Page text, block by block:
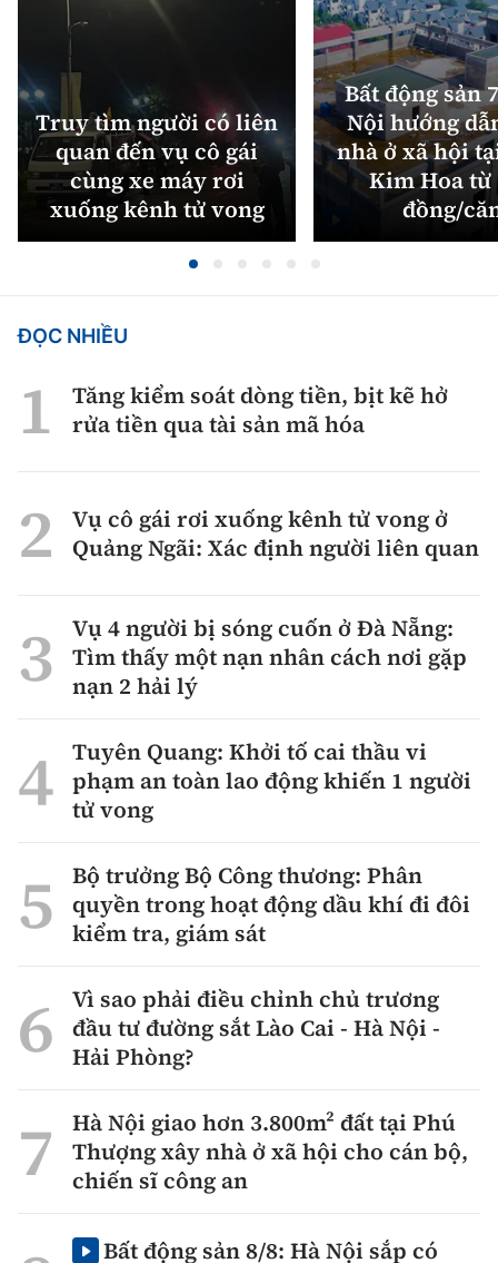
Truy tìm người có liên
quan đến vụ cô gái
cùng xe máy rơi
xuống kênh tử vong
Bất động sản
Nội hướng
nhà ở xã hội
Kim Hoa từ
đồng/
ĐỌC NHIỀU
Tăng kiểm soát dòng tiền, bịt kẽ hở
rửa tiền qua tài sản mã hóa
Vụ cô gái rơi xuống kênh tử vong ở
Quảng Ngãi: Xác định người liên quan
Vụ 4 người bị sóng cuốn ở Đà Nẵng:
Tìm thấy một nạn nhân cách nơi gặp
nạn 2 hải lý
Tuyên Quang: Khởi tố cai thầu vi
phạm an toàn lao động khiến 1 người
tử vong
Bộ trưởng Bộ Công thương: Phân
quyền trong hoạt động dầu khí đi đôi
kiểm tra, giám sát
Vì sao phải điều chỉnh chủ trương
đầu tư đường sắt Lào Cai - Hà Nội -
Hải Phòng?
Hà Nội giao hơn 3.800m² đất tại Phú
Thượng xây nhà ở xã hội cho cán bộ,
chiến sĩ công an
Bất động sản 8/8: Hà Nội sắp có